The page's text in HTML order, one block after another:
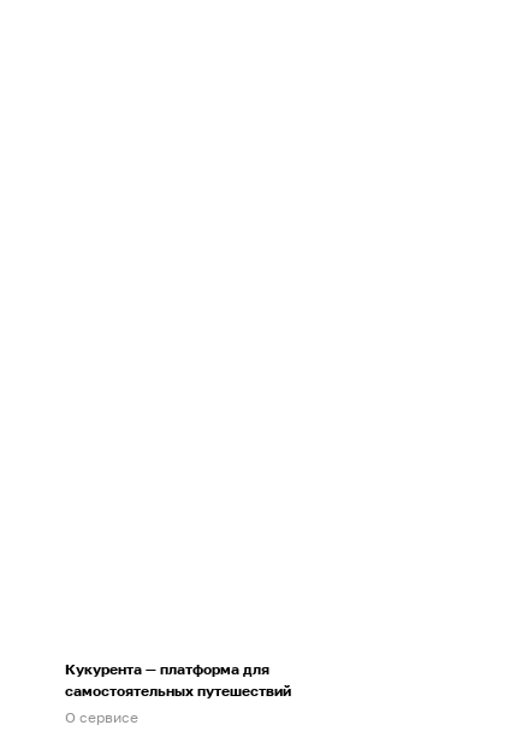
Кукурента — платформа для
самостоятельных путешествий
О сервисе